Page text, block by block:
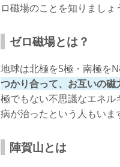
ロ磁場のことを知りましょ
ゼロ磁場とは？
地球は北極をS極・南極を
つかり合って、お互いの磁
極でもない不思議なエネ
病が治ったという人もいま
陣賀山とは